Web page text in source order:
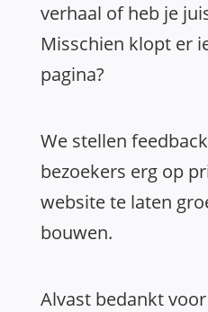
verhaal of heb je
Misschien klopt er
pagina?
We stellen
bezoekers erg op
website te laten
bouwen.
Alvast bedankt